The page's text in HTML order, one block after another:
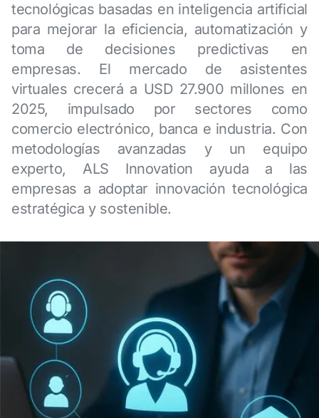
tecnológicas basadas en inteligencia artificial
para mejorar la eficiencia, automatización y
toma de decisiones predictivas en
empresas. El mercado de asistentes
virtuales crecerá a USD 27.900 millones en
2025, impulsado por sectores como
comercio electrónico, banca e industria. Con
metodologías avanzadas y un equipo
experto, ALS Innovation ayuda a las
empresas a adoptar innovación tecnológica
estratégica y sostenible.